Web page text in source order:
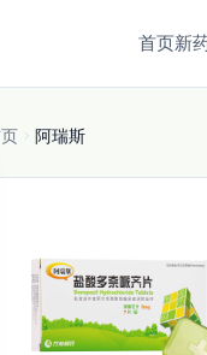
首页新
阿瑞斯